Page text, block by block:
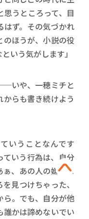
うところって、目
はず。その気づかれ
のほうが、小説の役
いう気がします」
いや、一穂ミチと
らも書き続けよう
いうことなんです
ていう行為は、自分
、あの人の嫌いな
見つけちゃった、
ら。でも、自分が他
かは諦めないでい